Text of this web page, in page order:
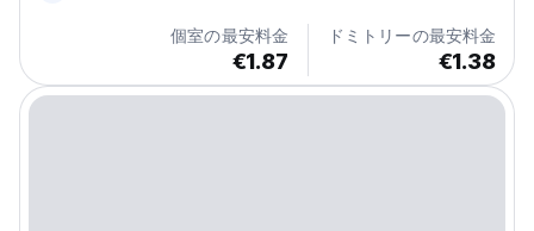
個室の最安料金
€1.87
ドミトリーの最安料金
€1.38